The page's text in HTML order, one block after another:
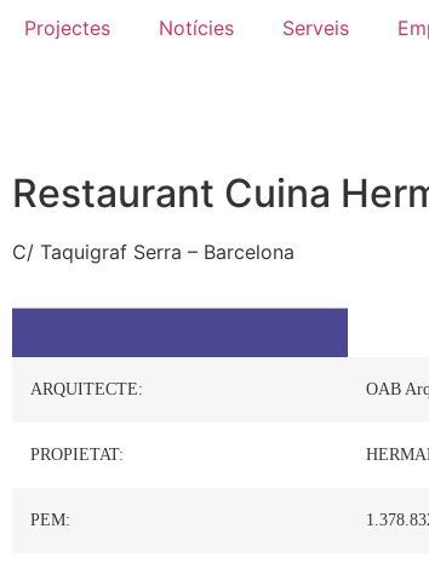
Projectes Notícies Serveis
Restaurant Cuina
C/ Taquigraf Serra – Barcelona
ARQUITECTE: OAB
PROPIETAT:
PEM: